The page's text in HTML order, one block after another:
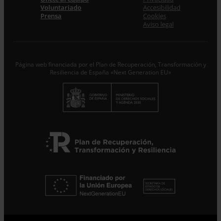
Política de Privacidad*
Voluntariado
Prensa
Accesibilidad
Cookies
Aviso legal
Página web financiada por el Plan de Recuperación, Transformación y
Resiliencia de España «Next Generation EU»